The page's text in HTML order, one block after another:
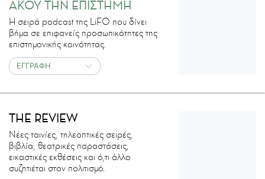
ΑΚΟΥ ΤΗΝ ΕΠΙΣΤΗΜΗ
H σειρά podcast της LiFO που δίνει
βήμα σε επιφανείς προσωπικότητες της
επιστημονικής κοινότητας.
ΕΓΓΡΑΦΗ
THE REVIEW
Νέες ταινίες, τηλεοπτικές σειρές,
βιβλία, θεατρικές παραστάσεις,
εικαστικές εκθέσεις και ό,τι άλλο
συζητιέται στον πολιτισμό.